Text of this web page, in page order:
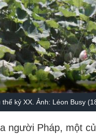
kỷ XX. Ảnh: Léon Busy
người Pháp, một